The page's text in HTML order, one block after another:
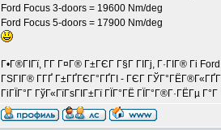
Ford Focus 3-doors = 19600 Nm/deg
Ford Focus 5-doors = 17900 Nm/deg
Г•Г®ГІГї, Г­Г Г¤Г® Г±ГЄГ Г§Г ГІГј, Г·ГІГ® Гі
ГЅГІГ® Г­ГҐ Г±ГҐГЄГ°ГҐГІ - ГЄГ
ГіГЇГ°Г ГўГ«ГїГѕГІГ±Гї ГЇГ°ГЁ ГЇГ°Г®Г·ГЁГµ